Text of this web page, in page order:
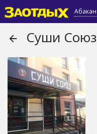
Абакан
Суши Союз